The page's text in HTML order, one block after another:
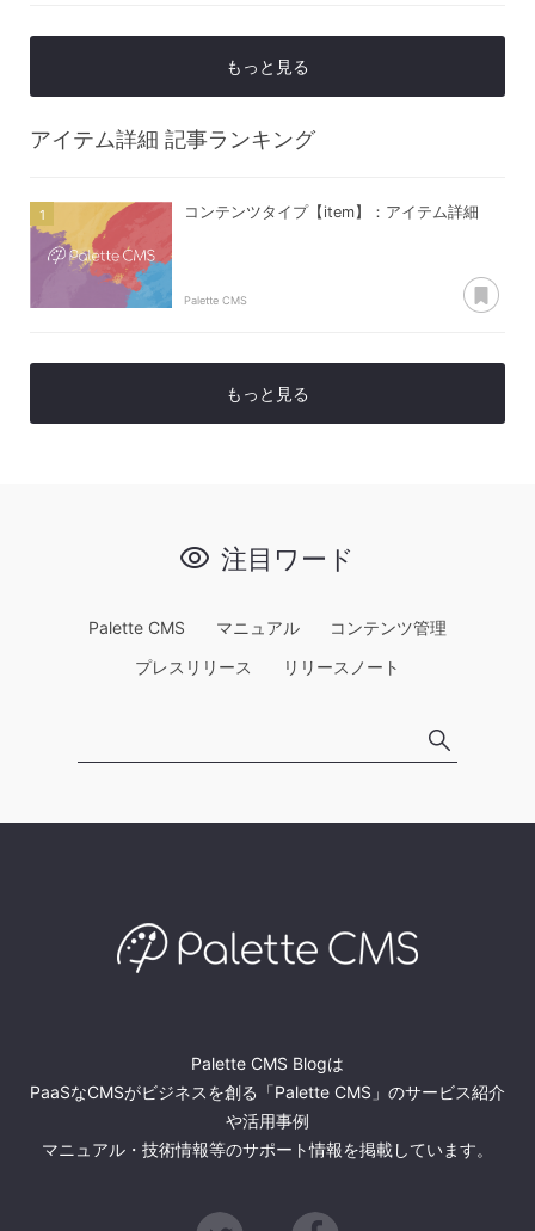
もっと見る
アイテム詳細 記事ランキング
コンテンツタイプ【item】：アイテム詳細
Palette CMS
もっと見る
注目ワード
Palette CMS マニュアル
コンテンツ管理
プレスリリース
リリースノート
Palette CMS Blogは
PaaSなCMSがビジネスを創る「Palette CMS」のサービス紹介
や活用事例
マニュアル・技術情報等のサポート情報を掲載しています。
Twitter